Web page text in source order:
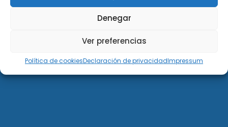
Denegar
Ver preferencias
Política de cookiesDeclaración de privacidadImpressum
multidisciplinar especializado en las materias de
fiscalidad y mercantil. Llevamos más de 50 años al